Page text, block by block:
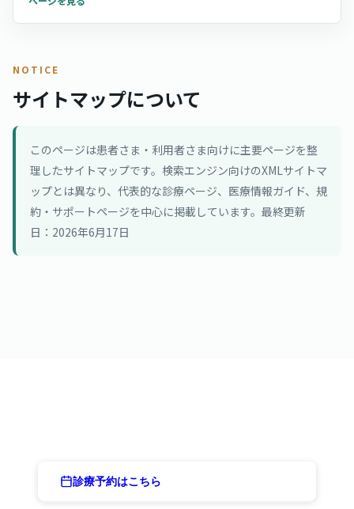
NOTICE
サイトマップについて
このページは患者さま・利用者さま向けに主要ページを整
理したサイトマップです。検索エンジン向けのXMLサイトマ
ップとは異なり、代表的な診療ページ、医療情報ガイド、規
約・サポートページを中心に掲載しています。最終更新
日：2026年6月17日
診療予約はこちら